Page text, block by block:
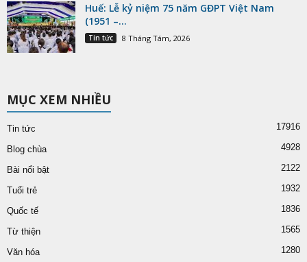
Huế: Lễ kỷ niệm 75 năm GĐPT Việt Nam
(1951 –...
Tin tức 8 Tháng Tám, 2026
MỤC XEM NHIỀU
Tin tức 17916
Blog chùa 4928
Bài nổi bật 2122
Tuổi trẻ 1932
Quốc tế 1836
Từ thiện 1565
Văn hóa 1280